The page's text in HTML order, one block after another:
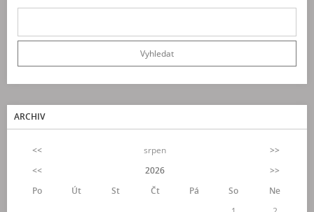
ARCHIV
<< srpen
>>
<<
2026
>>
Po
Út St Čt Pá So
Ne